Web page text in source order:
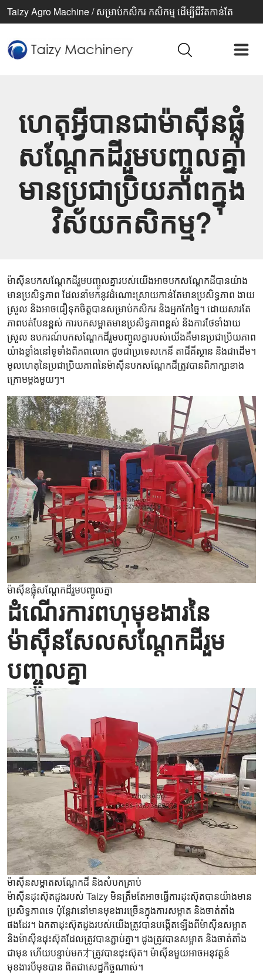
Taizy Agro Machine / សម្រាប់កសិករ កសិកម្ម ដើម្បីជីវិតកាន់តែ
ហេតុអ្វីបានជាម៉ាស៊ីនផ្លុំ
សណ្តែកដីរួមបញ្ចូលគ្នា
មានប្រជាប្រិយភាពក្នុង
វិស័យកសិកម្ម?
ម៉ាស៊ីន​បក​សណ្ដែកដី​រួម​បញ្ចូល​គ្នា​របស់​យើង​អាច​បក​សណ្ដែកដី​បាន​យ៉ាង​
មាន​ប្រសិទ្ធភាព ដែល​នាំ​មក​នូវ​ដំណោះស្រាយ​កាន់​តែ​មាន​ប្រសិទ្ធភាព ងាយ​
ស្រួល និង​អាច​ជឿ​ទុកចិត្ត​បាន​សម្រាប់​កសិករ និង​អ្នក​កែច្នៃ។ ដោយសារ​តែ​
ភាព​បត់បែន​ខ្ពស់ ការ​បក​សម្អាត​មាន​ប្រសិទ្ធភាព​ខ្ពស់ និង​ការ​ថែទាំ​ងាយ
ស្រួល ឧបករណ៍​បក​សណ្ដែកដី​រួម​បញ្ចូល​គ្នា​របស់​យើង​គឺ​មាន​ប្រជាប្រិយភាព​
យ៉ាង​ខ្លាំង​នៅ​ទូទាំង​ពិភពលោក ដូចជា​ប្រទេស​កេនី​ តាជីគីស្ថាន និង​ជាដើម។
មូលហេតុ​នៃ​ប្រជាប្រិយភាព​នៃ​ម៉ាស៊ីន​បក​សណ្ដែកដី​ត្រូវ​បាន​ពិភាក្សា​ខាង​
ក្រោម​ម្ដង​មួយៗ។
ម៉ាស៊ីនផ្លុំសណ្តែកដីរួមបញ្ចូលគ្នា
ដំណើរការពហុមុខងារនៃ
ម៉ាស៊ីនសែលសណ្តែកដីរួម
បញ្ចូលគ្នា
ម៉ាស៊ីនសម្អាតសណ្តែកដី និងសំបកគ្រាប់
ម៉ាស៊ីនដុះស៊ុតដូងរបស់ Taizy មិនត្រឹមតែអាចធ្វើការដុះស៊ុតបានយ៉ាងមាន
ប្រសិទ្ធភាពទេ ប៉ុន្តែវានៅមានមុខងារច្រើនក្នុងការសម្អាត និងចាត់តាំង
ផងដែរ។ ឯកតាដុះស៊ុតដូងរបស់យើងត្រូវបានបង្កើតឡើងពីម៉ាស៊ីនសម្អាត
និងម៉ាស៊ីនដុះស៊ុតដែលត្រូវបានភ្ជាប់គ្នា។ ដូងត្រូវបានសម្អាត និងចាត់តាំង
ជាមុន ហើយបន្ទាប់មក才ត្រូវបានដុះស៊ុត។ ម៉ាស៊ីនមួយអាចអនុវត្តន៍
មុខងារបីមុខបាន ពិតជាសេដ្ឋកិច្ចណាស់។